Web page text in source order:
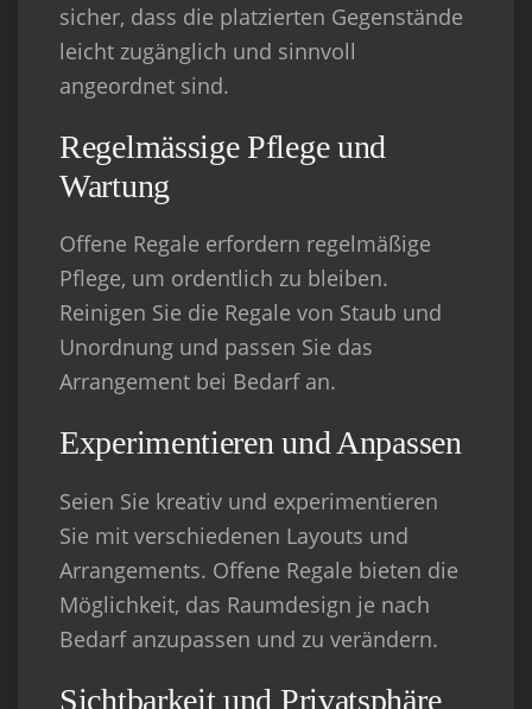
sicher, dass die platzierten Gegenstände
leicht zugänglich und sinnvoll
angeordnet sind.
Regelmässige Pflege und
Wartung
Offene Regale erfordern regelmäßige
Pflege, um ordentlich zu bleiben.
Reinigen Sie die Regale von Staub und
Unordnung und passen Sie das
Arrangement bei Bedarf an.
Experimentieren und Anpassen
Seien Sie kreativ und experimentieren
Sie mit verschiedenen Layouts und
Arrangements. Offene Regale bieten die
Möglichkeit, das Raumdesign je nach
Bedarf anzupassen und zu verändern.
Sichtbarkeit und Privatsphäre